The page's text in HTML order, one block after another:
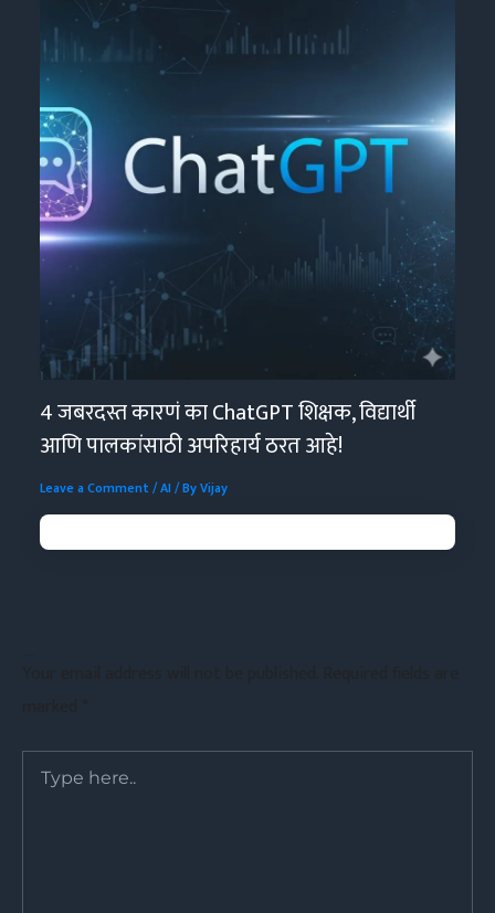
4 जबरदस्त कारणं का ChatGPT शिक्षक, विद्यार्थी
आणि पालकांसाठी अपरिहार्य ठरत आहे!
Leave a Comment/AI/ ByVijay
Type
here..